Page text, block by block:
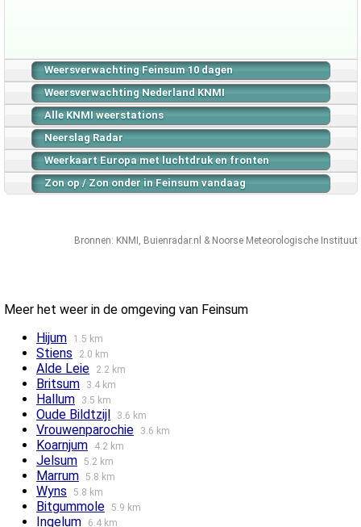
Weersverwachting Feinsum 10 dagen
Weersverwachting Nederland KNMI
Alle KNMI weerstations
Neerslag Radar
Weerkaart Europa met luchtdruk en fronten
Zon op / Zon onder in Feinsum vandaag
Bronnen: KNMI , Buienradar.nl & Noorse Meteorologische Instituut
Meer het weer in de omgeving van Feinsum
Hijum
1.5 km
Stiens 2.0 km
Alde Leie 2.2 km
Britsum 3.4 km
Hallum 3.5 km
Oude Bildtzijl 3.6 km
Vrouwenparochie 3.6 km
Koarnjum 4.2 km
Jelsum 5.2 km
Marrum 5.8 km
Wyns 5.8 km
Bitgummole 5.9 km
Ingelum 6.4 km